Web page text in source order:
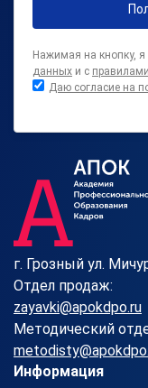
Нажимая на кнопку,
данных и с
Даю согласие на
г. Грозный ул.
Отдел продаж:
zayavki@apokdpo.ru
Методический
Информация